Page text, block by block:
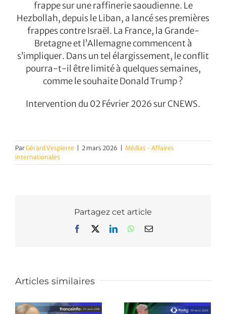
frappe sur une raffinerie saoudienne. Le
Hezbollah, depuis le Liban, a lancé ses premières
frappes contre Israël. La France, la Grande-
Bretagne et l’Allemagne commencent à
s’impliquer. Dans un tel élargissement, le conflit
pourra-t-il être limité à quelques semaines,
comme le souhaite Donald Trump ?
Intervention du 02 Février 2026 sur CNEWS.
ParGérard Vespierre 2 mars 2026
Médias - Affaires
internationales
Partagez cet article
Facebook LinkedInWhatsApp
Email
Articles similaires